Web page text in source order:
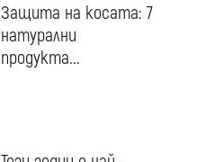
Защита на косата: 7
натурални
продукта...